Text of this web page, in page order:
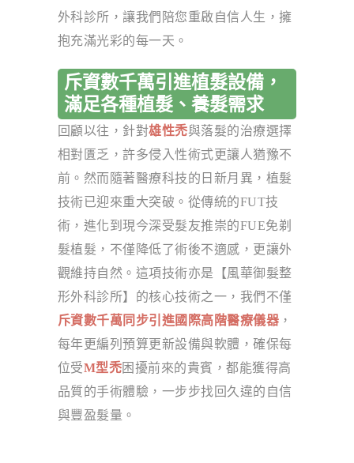
外科診所，讓我們陪您重啟自信人生，擁
抱充滿光彩的每一天。
斥資數千萬引進植髮設備，
滿足各種植髮、養髮需求
回顧以往，針對雄性禿與落髮的治療選擇
相對匱乏，許多侵入性術式更讓人猶豫不
前。然而隨著醫療科技的日新月異，植髮
技術已迎來重大突破。從傳統的FUT技
術，進化到現今深受髮友推崇的FUE免剃
髮植髮，不僅降低了術後不適感，更讓外
觀維持自然。這項技術亦是【風華御髮整
形外科診所】的核心技術之一，我們不僅
斥資數千萬同步引進國際高階醫療儀器 ，
每年更編列預算更新設備與軟體，確保每
位受M型禿困擾前來的貴賓，都能獲得高
品質的手術體驗，一步步找回久違的自信
與豐盈髮量。